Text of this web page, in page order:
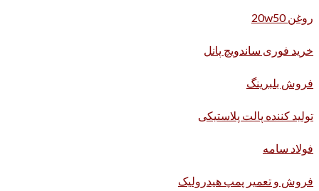
روغن 20w50
خرید فوری ساندویچ پانل
فروش بلبرینگ
تولید کننده پالت پلاستیکی
فولاد سامه
فروش و تعمیر پمپ هیدرولیک